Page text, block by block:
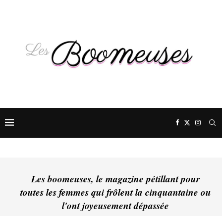
Les boomeuses, le magazine pétillant pour
toutes les femmes qui frôlent la cinquantaine ou
l'ont joyeusement dépassée